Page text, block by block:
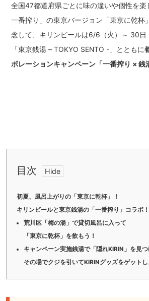
全国47都道府県ごとに味の違いや個性を
一番搾り」の東京バージョン「東京に乾杯
念して、キリンビールは6/6（火）～ 30日
「東京銭湯 – TOKYO SENTO -」とともに
ボレーションキャンペーン「一番搾り × 銭
目次
初夏、風呂上がりの「東京に乾杯」！
キリンビールと東京銭湯の「一番搾り」コラボ！
荒川区「梅の湯」で貸切風呂に入って
「東京に乾杯」を飲もう！
キャンペーン実施銭湯で「隠れKIRIN」を見つ
その場でクジを引いてKIRINグッズをゲットし